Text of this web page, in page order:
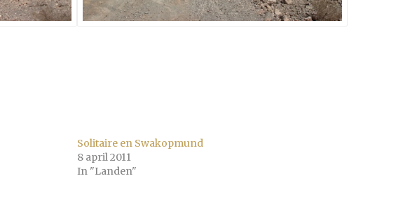
Solitaire en Swakopmund
8 april 2011
In "Landen"